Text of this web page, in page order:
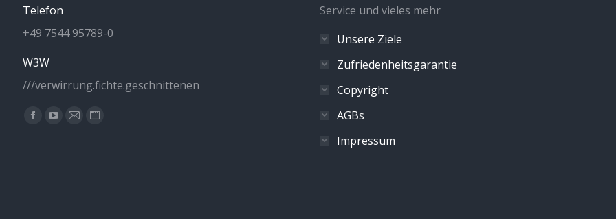
Telefon
+49 7544 95789-0
W3W
///verwirrung.fichte.geschnittenen
Finden Sie uns auf:
Facebook
YouTube
E-
Website
Service und vieles mehr
Unsere Ziele
Zufriedenheitsgarantie
Copyright
AGBs
Impressum